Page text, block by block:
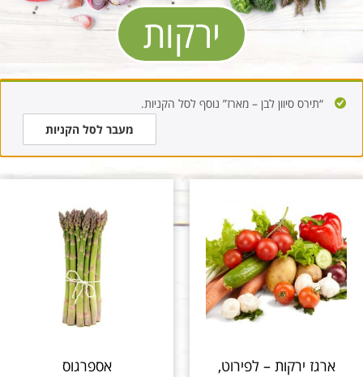
ירקות
“תירס סיוון לבן – מארז” נוסף לסל הקניות.
מעבר לסל הקניות
ארגז ירקות – לפירוט,
אספרגוס